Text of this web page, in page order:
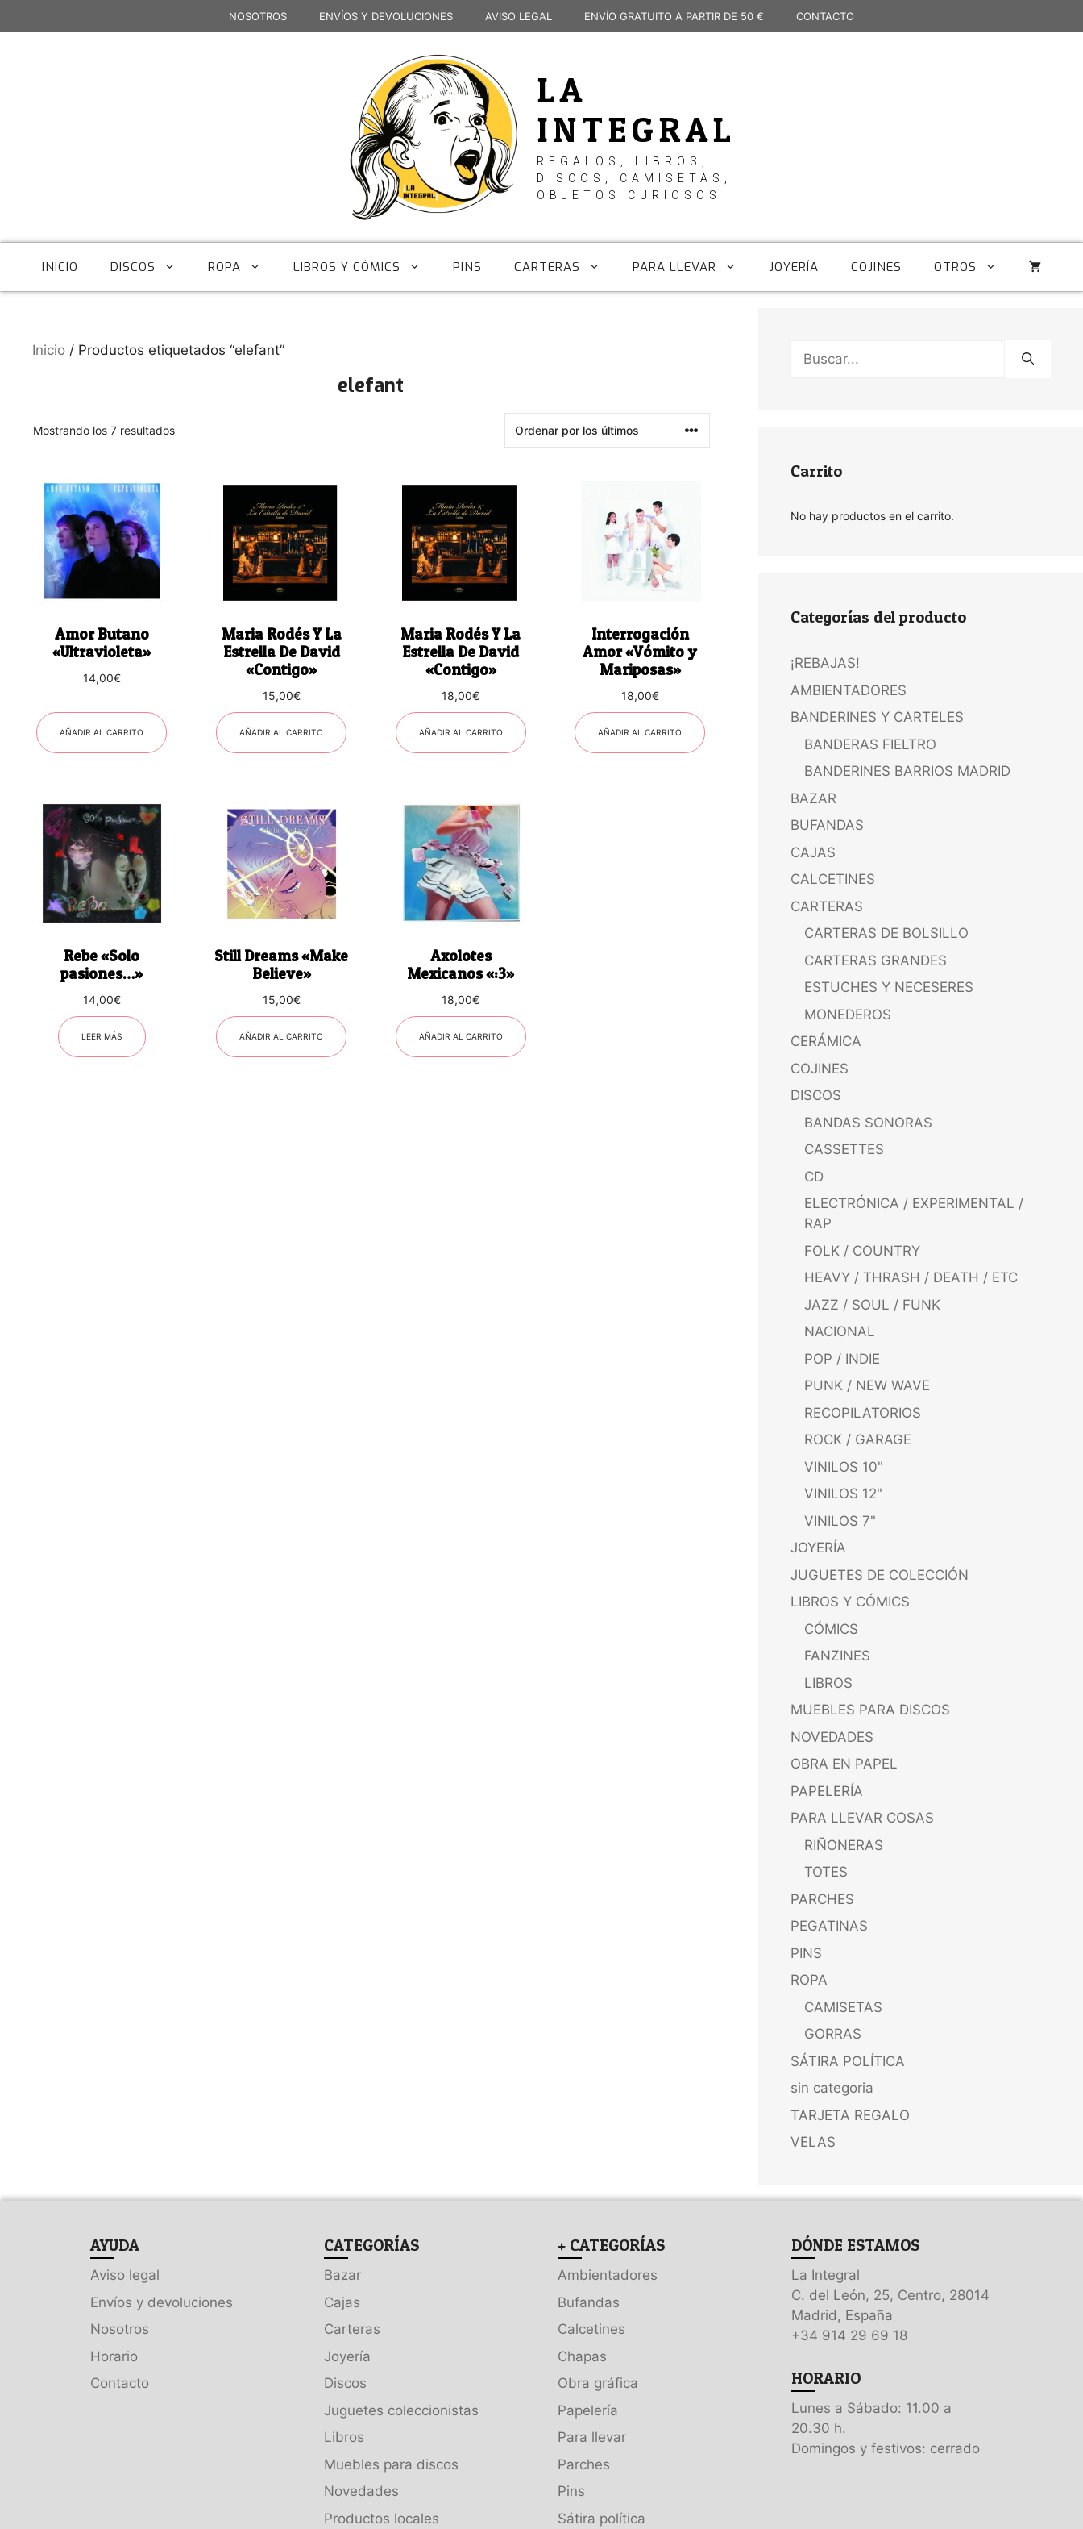
al
NOSOTROS ENVÍOS Y DEVOLUCIONES AVISO LEGAL ENVÍO GRATUITO A PARTIR DE 50 € CONTACTO
LA
INTEGRAL
REGALOS, LIBROS,
DISCOS, CAMISETAS,
OBJETOS CURIOSOS
INICIO DISCOS ROPA LIBROS Y CÓMICS PINS CARTERAS PARA LLEVAR JOYERÍA COJINES OTROS
Inicio / Productos etiquetados “elefant”
elefant
Mostrando los 7 resultadosOrdenado
Amor Butano
«Ultravioleta»
14,00€
AÑADIR AL CARRITO
Maria Rodés Y La
Estrella De David
«Contigo»
15,00€
AÑADIR AL CARRITO
Maria Rodés Y La
Estrella De David
«Contigo»
18,00€
AÑADIR AL CARRITO
Interrogación
Amor «Vómito y
Mariposas»
18,00€
AÑADIR AL CARRITO
Rebe «Solo
pasiones…»
14,00€
LEER MÁS
Still Dreams «Make
Believe»
15,00€
AÑADIR AL CARRITO
Axolotes
Mexicanos «:3»
18,00€
AÑADIR AL CARRITO
Buscar:
Carrito
No hay productos en el carrito.
Categorías del producto
¡REBAJAS!
AMBIENTADORES
BANDERINES Y CARTELES
BANDERAS FIELTRO
BANDERINES BARRIOS MADRID
BAZAR
BUFANDAS
CAJAS
CALCETINES
CARTERAS
CARTERAS DE BOLSILLO
CARTERAS GRANDES
ESTUCHES Y NECESERES
MONEDEROS
CERÁMICA
COJINES
DISCOS
BANDAS SONORAS
CASSETTES
CD
ELECTRÓNICA / EXPERIMENTAL /
RAP
FOLK / COUNTRY
HEAVY / THRASH / DEATH / ETC
JAZZ / SOUL / FUNK
NACIONAL
POP / INDIE
PUNK / NEW WAVE
RECOPILATORIOS
ROCK / GARAGE
VINILOS 10"
VINILOS 12"
VINILOS 7"
JOYERÍA
JUGUETES DE COLECCIÓN
LIBROS Y CÓMICS
CÓMICS
FANZINES
LIBROS
MUEBLES PARA DISCOS
NOVEDADES
OBRA EN PAPEL
PAPELERÍA
PARA LLEVAR COSAS
RIÑONERAS
TOTES
PARCHES
PEGATINAS
PINS
ROPA
CAMISETAS
GORRAS
SÁTIRA POLÍTICA
sin categoria
TARJETA REGALO
VELAS
AYUDA
Aviso legal
Envíos y devoluciones
Nosotros
Horario
Contacto
CATEGORÍAS
Bazar
Cajas
Carteras
Joyería
Discos
Juguetes coleccionistas
Libros
Muebles para discos
Novedades
Productos locales
+ CATEGORÍAS
Ambientadores
Bufandas
Calcetines
Chapas
Obra gráfica
Papelería
Para llevar
Parches
Pins
Sátira política
DÓNDE ESTAMOS
La Integral
C. del León, 25, Centro, 28014
Madrid, España
+34 914 29 69 18
HORARIO
Lunes a Sábado: 11.00 a
20.30 h.
Domingos y festivos: cerrado